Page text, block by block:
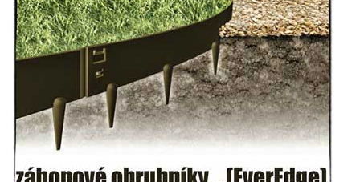
Budějovicích
Sochy brouků u Mlýnské stoky v Českých
Budějovicích
Socha svatého Vincence Ferrerského na
nádvoří kláštera dominikánů v Českých
Budějovicích
Socha svatého Zachariáše na nádvoří
kláštera dominikánů v Českých